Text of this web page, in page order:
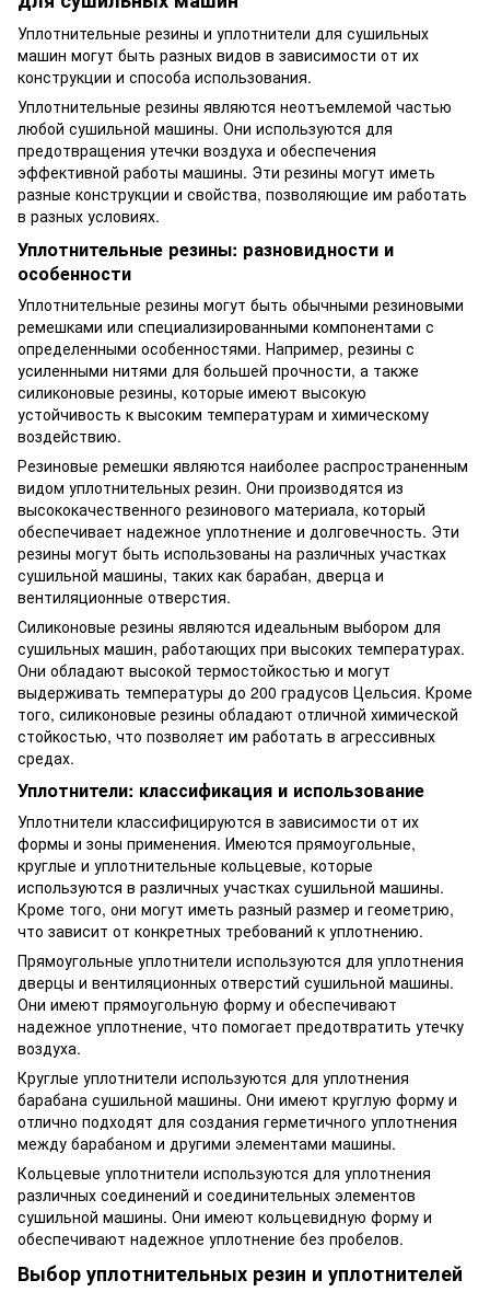
Уплотнительные резины и уплотнители для сушильных
машин могут быть разных видов в зависимости от их
конструкции и способа использования.
Уплотнительные резины являются неотъемлемой частью
любой сушильной машины. Они используются для
предотвращения утечки воздуха и обеспечения
эффективной работы машины. Эти резины могут иметь
разные конструкции и свойства, позволяющие им работать
в разных условиях.
Уплотнительные резины: разновидности и
особенности
Уплотнительные резины могут быть обычными резиновыми
ремешками или специализированными компонентами с
определенными особенностями. Например, резины с
усиленными нитями для большей прочности, а также
силиконовые резины, которые имеют высокую
устойчивость к высоким температурам и химическому
воздействию.
Резиновые ремешки являются наиболее распространенным
видом уплотнительных резин. Они производятся из
высококачественного резинового материала, который
обеспечивает надежное уплотнение и долговечность. Эти
резины могут быть использованы на различных участках
сушильной машины, таких как барабан, дверца и
вентиляционные отверстия.
Силиконовые резины являются идеальным выбором для
сушильных машин, работающих при высоких температурах.
Они обладают высокой термостойкостью и могут
выдерживать температуры до 200 градусов Цельсия. Кроме
того, силиконовые резины обладают отличной химической
стойкостью, что позволяет им работать в агрессивных
средах.
Уплотнители: классификация и использование
Уплотнители классифицируются в зависимости от их
формы и зоны применения. Имеются прямоугольные,
круглые и уплотнительные кольцевые, которые
используются в различных участках сушильной машины.
Кроме того, они могут иметь разный размер и геометрию,
что зависит от конкретных требований к уплотнению.
Прямоугольные уплотнители используются для уплотнения
дверцы и вентиляционных отверстий сушильной машины.
Они имеют прямоугольную форму и обеспечивают
надежное уплотнение, что помогает предотвратить утечку
воздуха.
Круглые уплотнители используются для уплотнения
барабана сушильной машины. Они имеют круглую форму и
отлично подходят для создания герметичного уплотнения
между барабаном и другими элементами машины.
Кольцевые уплотнители используются для уплотнения
различных соединений и соединительных элементов
сушильной машины. Они имеют кольцевидную форму и
обеспечивают надежное уплотнение без пробелов.
Выбор уплотнительных резин и уплотнителей